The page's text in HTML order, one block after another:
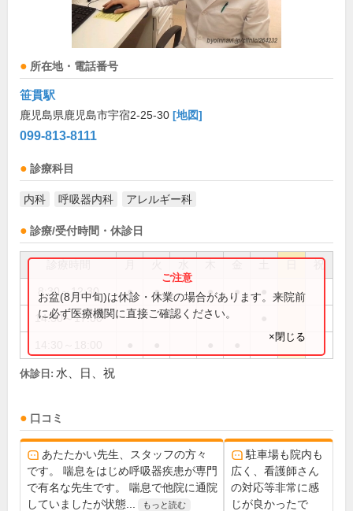
所在地・電話番号
笹貫駅
鹿児島県鹿児島市宇宿2-25-30 [地図]
099-813-8111
診療科目
内科 呼吸器内科 アレルギー科
診療/受付時間・休診日
祝
8:30～12:30 ● ● ● ●
14:30～17:00
お盆(8月中旬)は休診・休業の場合があります。来院前
に必ず医療機関に直接ご確認ください。
×閉じる
休診日: 水、日、祝
口コミ
あたたかい先生、スタッフの方々
です。 喘息をはじめ呼吸器疾患が専門
で有名な先生です。 喘息で他院に通院
していましたが状態...
もっと読む
駐車場も院内も
広く、看護師さん
の対応等非常に感
じが良かったで